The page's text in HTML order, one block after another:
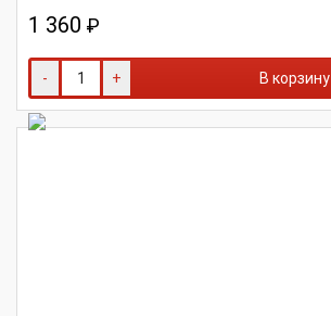
1 360 ₽
- + В корзину